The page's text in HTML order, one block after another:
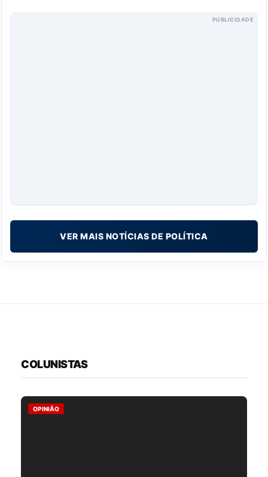
PUBLICIDADE
VER MAIS NOTÍCIAS DE POLÍTICA
COLUNISTAS
OPINIÃO